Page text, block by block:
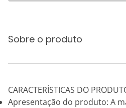
Sobre o produto
CARACTERÍSTICAS DO
Apresentação do produto: A